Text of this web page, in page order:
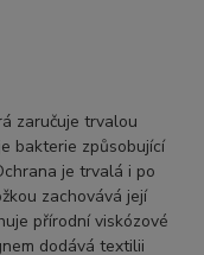
zaručuje trvalou
bakterie způsobující
je trvalá i po
zachovává její
přírodní viskózové
dodává textilii